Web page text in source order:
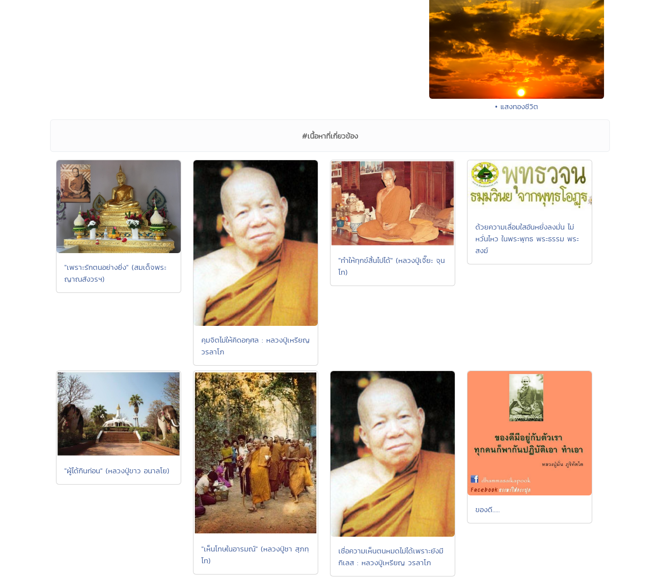
• แสงทองชีวิต
#เนื้อหาที่เกี่ยวข้อง
"เพราะรักตนอย่างยิ่ง" (สมเด็จพระ
ญาณสังวรฯ)
คุมจิตไม่ให้คิดอกุศล : หลวงปู่เหรียญ
วรลาโภ
"ทำให้ทุกข์สิ้นไปได้" (หลวงปู่เจี๊ยะ จุน
โท)
ด้วยความเลื่อมใสอันหยั่งลงมั่น ไม่
หวั่นไหว ในพระพุทธ พระธรรม พระ
สงฆ์
"ผู้ได้กินก่อน" (หลวงปู่ขาว อนาลโย)
"เห็นโทษในอารมณ์" (หลวงปู่ชา สุภทฺ
โท)
เชื่อความเห็นตนหมดไม่ได้เพราะยังมี
กิเลส : หลวงปู่เหรียญ วรลาโภ
ของดี.....